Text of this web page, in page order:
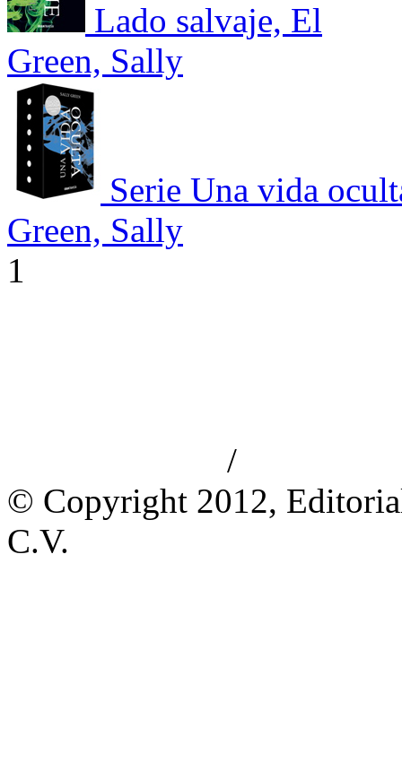
Lado salvaje, El
Green, Sally
Serie Una vida
Green, Sally
1
/
© Copyright 2012,
C.V.